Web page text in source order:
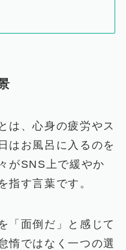
は、心身の疲労やス
はお風呂に入るのを
がSNS上で緩やか
指す言葉です。
「面倒だ」と感じて
惰ではなく一つの選